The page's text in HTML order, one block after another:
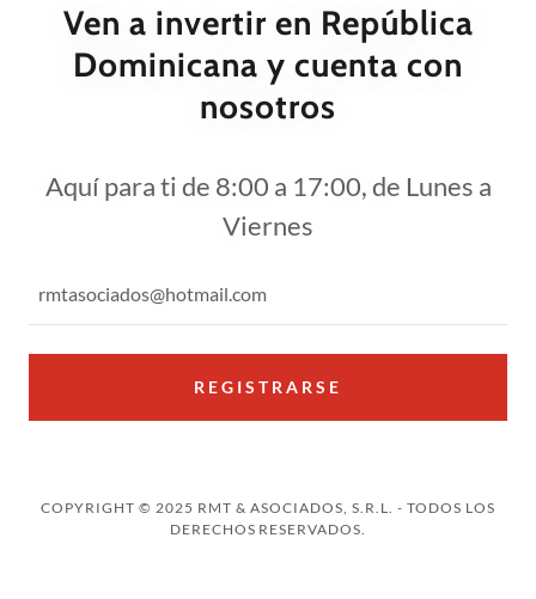
Ven a invertir en República
Dominicana y cuenta con
nosotros
Aquí para ti de 8:00 a 17:00, de Lunes a
Viernes
rmtasociados@hotmail.com
REGISTRARSE
COPYRIGHT © 2025 RMT & ASOCIADOS, S.R.L. - TODOS LOS
DERECHOS RESERVADOS.